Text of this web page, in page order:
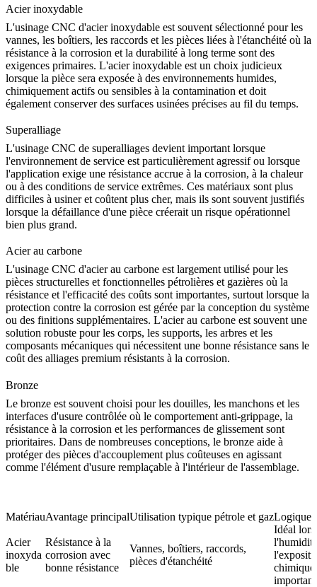
Acier inoxydable
L'usinage CNC d'acier inoxydable est souvent sélectionné pour les
vannes, les boîtiers, les raccords et les pièces liées à l'étanchéité où la
résistance à la corrosion et la durabilité à long terme sont des
exigences primaires. L'acier inoxydable est un choix judicieux
lorsque la pièce sera exposée à des environnements humides,
chimiquement actifs ou sensibles à la contamination et doit
également conserver des surfaces usinées précises au fil du temps.
Superalliage
L'usinage CNC de superalliages devient important lorsque
l'environnement de service est particulièrement agressif ou lorsque
l'application exige une résistance accrue à la corrosion, à la chaleur
ou à des conditions de service extrêmes. Ces matériaux sont plus
difficiles à usiner et coûtent plus cher, mais ils sont souvent justifiés
lorsque la défaillance d'une pièce créerait un risque opérationnel
bien plus grand.
Acier au carbone
L'usinage CNC d'acier au carbone est largement utilisé pour les
pièces structurelles et fonctionnelles pétrolières et gazières où la
résistance et l'efficacité des coûts sont importantes, surtout lorsque la
protection contre la corrosion est gérée par la conception du système
ou des finitions supplémentaires. L'acier au carbone est souvent une
solution robuste pour les corps, les supports, les arbres et les
composants mécaniques qui nécessitent une bonne résistance sans le
coût des alliages premium résistants à la corrosion.
Bronze
Le bronze est souvent choisi pour les douilles, les manchons et les
interfaces d'usure contrôlée où le comportement anti-grippage, la
résistance à la corrosion et les performances de glissement sont
prioritaires. Dans de nombreuses conceptions, le bronze aide à
protéger des pièces d'accouplement plus coûteuses en agissant
comme l'élément d'usure remplaçable à l'intérieur de l'assemblage.
MatériauAvantage principalUtilisation typique pétrole et gazLogique
Acier
inoxyda
ble
Résistance à la
corrosion avec
bonne résistance
Vannes, boîtiers, raccords,
pièces d'étanchéité
Idéal
chimique